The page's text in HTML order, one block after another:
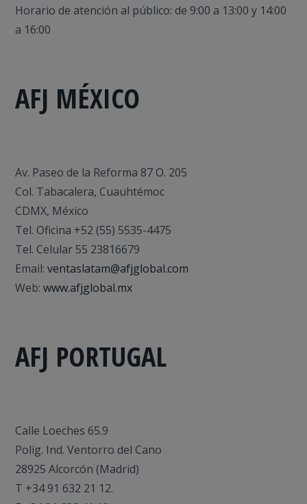
Horario de atención al público: de 9:00 a 13:00 y 14:00
a 16:00
AFJ MÉXICO
Av. Paseo de la Reforma 87 O. 205
Col. Tabacalera, Cuauhtémoc
CDMX, México
Tel. Oficina +52 (55) 5535-4475
Tel. Celular 55 23816679
Email:ventaslatam@afjglobal.com
Web:www.afjglobal.mx
AFJ PORTUGAL
Calle Loeches 65.9
Polig. Ind. Ventorro del Cano
28925 Alcorcón (Madrid)
T +34 91 632 21 12.